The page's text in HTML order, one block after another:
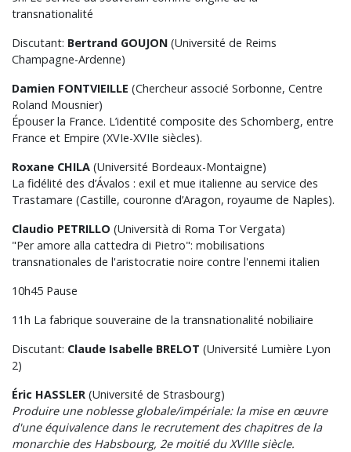
transnationalité
Discutant: Bertrand GOUJON (Université de Reims
Champagne-Ardenne)
Damien FONTVIEILLE (Chercheur associé Sorbonne, Centre
Roland Mousnier)
Épouser la France. L’identité composite des Schomberg, entre
France et Empire (XVIe-XVIIe siècles).
Roxane CHILA (Université Bordeaux-Montaigne)
La fidélité des d’Ávalos : exil et mue italienne au service des
Trastamare (Castille, couronne d’Aragon, royaume de Naples).
Claudio PETRILLO (Università di Roma Tor Vergata)
"Per amore alla cattedra di Pietro": mobilisations
transnationales de l'aristocratie noire contre l'ennemi italien
10h45 Pause
11h La fabrique souveraine de la transnationalité nobiliaire
Discutant: Claude Isabelle BRELOT (Université Lumière Lyon
2)
Éric HASSLER (Université de Strasbourg)
Produire une noblesse globale/impériale: la mise en œuvre
d'une équivalence dans le recrutement des chapitres de la
monarchie des Habsbourg, 2e moitié du XVIIIe siècle.